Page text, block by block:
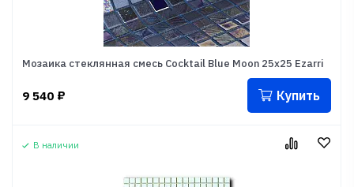
Мозаика стеклянная смесь Cocktail Blue Moon 25x25 Ezarri
9 540 ₽ Купить
В наличии